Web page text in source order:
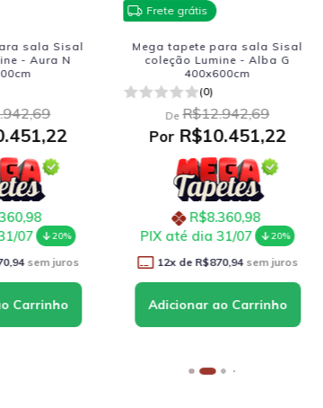
sala Sisal
- Aura N
20%
sem juros
Frete grátis
Mega tapete para sala Sisal
coleção Lumine - Alba G
400x600cm
(0)
R$12.942,69
PorR$10.451,22
R$8.360,98
PIX até dia 31/07
20%
12 x de R$870,94sem juros